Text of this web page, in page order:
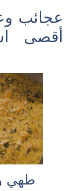
عجائب
أقصى
طهي